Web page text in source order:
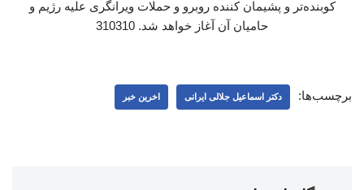
کوبنده‌تر و پشیمان کننده روبرو و حملات ویرانگری علیه رژیم و
حامیان آن آغاز خواهد شد. 310310
برچسب‌ها: دکتر اسماعیل جلالی ایرانی اخرین خبر